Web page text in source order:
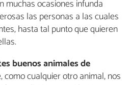
muchas ocasiones infunda
las personas a las cuales
hasta tal punto que quieren
buenos animales de
como cualquier otro animal, nos